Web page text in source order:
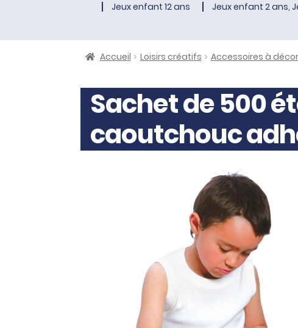
Jeux enfant 12 ans
Jeux enfant 2 ans,
Accueil Loisirs créatifs Accessoires à
Sachet de 500
caoutchouc